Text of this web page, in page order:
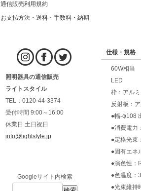
通信販売利用規約
お支払方法・送料・手数料・納期
照明器具の通信販売
ライトスタイル
TEL：0120-44-3374
受付時間 9:00～16:00
休業日 土日祝日
info@lightstyle.jp
Googleサイト内検索
仕様・規格
60W相当
LED
枠：アル
反射板：
●幅-φ108
●消費電力
●定格光束
●固有エネ
●演色性：
●色温度：
●光束維持